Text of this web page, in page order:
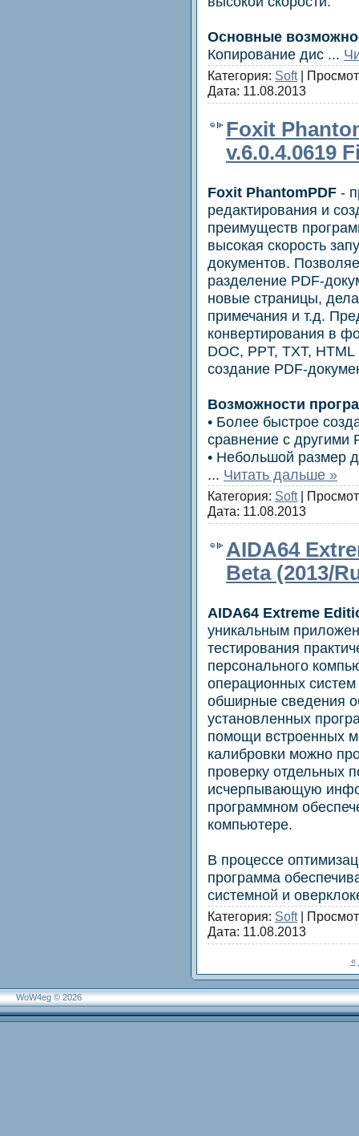
Основные
Копирование дис ...
Категория: Soft|
Дата: 11.08.2013
Foxit
v.6.0.4.0619
Foxit PhantomPDF -
редактирования и
преимуществ
высокая скорость
документов.
разделение PDF-
новые страницы,
примечания и т.д.
конвертирования в
DOC, PPT, TXT,
создание PDF-
Возможности
• Более быстрое
сравнение с другими
• Небольшой размер
... Читать дальше »
Категория: Soft|
Дата: 11.08.2013
AIDA64
Beta (2013/
AIDA64 Extreme
уникальным
тестирования
персонального
операционных
обширные сведения
установленных
помощи встроенных
калибровки можно
проверку отдельных
исчерпывающую
программном
компьютере.
В процессе
программа
системной и
Категория: Soft|
Дата: 11.08.2013
«
WoW4eg © 2026